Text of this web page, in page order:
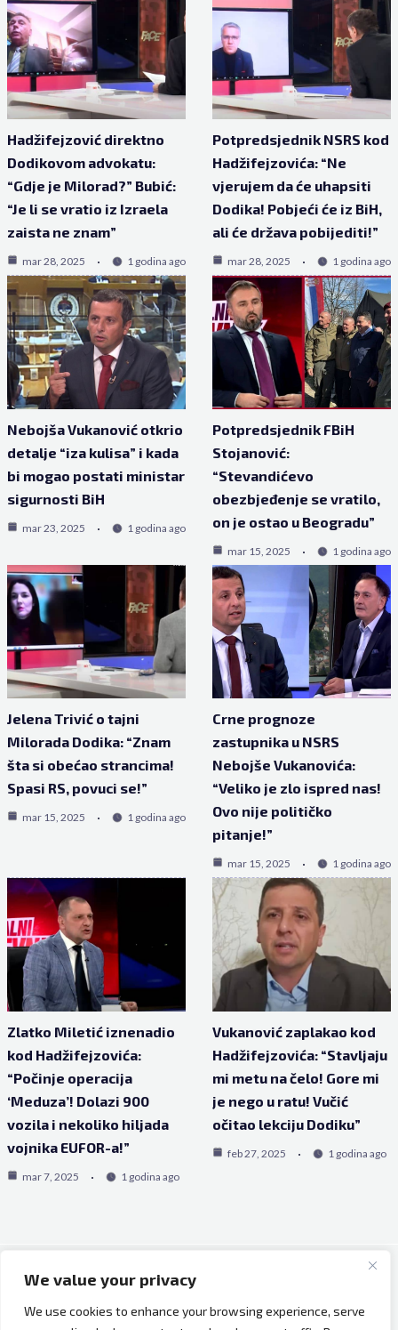
We value your privacy
We use cookies to enhance your browsing experience, serve
Hadžifejzović direktno
Dodikovom advokatu:
“Gdje je Milorad?” Bubić:
“Je li se vratio iz Izraela
zaista ne znam”
mar 28, 2025 1 godina ago
Potpredsjednik NSRS kod
Hadžifejzovića: “Ne
vjerujem da će uhapsiti
Dodika! Pobjeći će iz BiH,
ali će država pobijediti!”
mar 28, 2025 1 godina ago
Nebojša Vukanović otkrio
detalje “iza kulisa” i kada
bi mogao postati ministar
sigurnosti BiH
mar 23, 2025 1 godina ago
Potpredsjednik FBiH
Stojanović:
“Stevandićevo
obezbjeđenje se vratilo,
on je ostao u Beogradu”
mar 15, 2025 1 godina ago
Jelena Trivić o tajni
Milorada Dodika: “Znam
šta si obećao strancima!
Spasi RS, povuci se!”
mar 15, 2025 1 godina ago
Crne prognoze
zastupnika u NSRS
Nebojše Vukanovića:
“Veliko je zlo ispred nas!
Ovo nije političko
pitanje!”
mar 15, 2025 1 godina ago
Zlatko Miletić iznenadio
kod Hadžifejzovića:
“Počinje operacija
‘Meduza’! Dolazi 900
vozila i nekoliko hiljada
vojnika EUFOR-a!”
mar 7, 2025 1 godina ago
Vukanović zaplakao kod
Hadžifejzovića: “Stavljaju
mi metu na čelo! Gore mi
je nego u ratu! Vučić
očitao lekciju Dodiku”
feb 27, 2025 1 godina ago
Copyright © 2026 Bh Dijaspora.
O nama